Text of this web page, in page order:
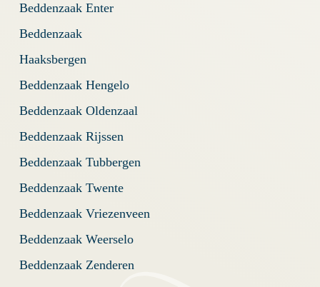
Beddenzaak Enter
Beddenzaak
Haaksbergen
Beddenzaak Hengelo
Beddenzaak Oldenzaal
Beddenzaak Rijssen
Beddenzaak Tubbergen
Beddenzaak Twente
Beddenzaak Vriezenveen
Beddenzaak Weerselo
Beddenzaak Zenderen